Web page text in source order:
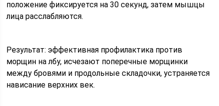
положение фиксируется на 30 секунд, затем мышцы
лица расслабляются.
Результат: эффективная профилактика против
морщин на лбу, исчезают поперечные морщинки
между бровями и продольные складочки, устраняется
нависание верхних век.